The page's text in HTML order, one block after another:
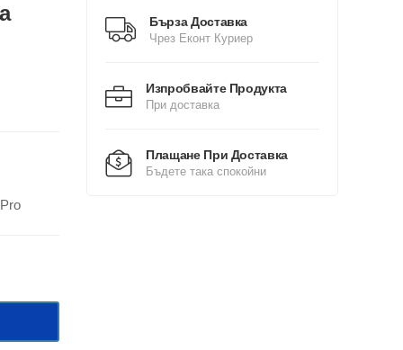
Бърза Доставка
Чрез Еконт Куриер
Изпробвайте Продукта
При доставка
Плащане При Доставка
Бъдете така спокойни